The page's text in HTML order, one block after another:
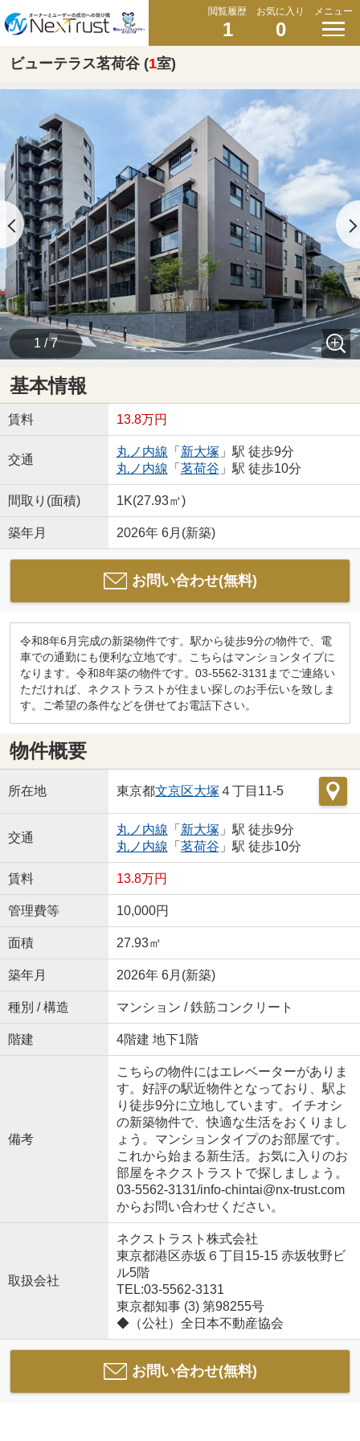
閲覧履歴
1
お気に入り
0
メニュー
ビューテラス茗荷谷 (1室)
1 / 7
基本情報
賃料 13.8万円
交通
丸ノ内線 「 新大塚 」駅 徒歩9分
丸ノ内線 「 茗荷谷 」駅 徒歩10分
間取り(面積) 1K(27.93㎡)
築年月 2026年 6月(新築)
お問い合わせ(無料)
令和8年6月完成の新築物件です。駅から徒歩9分の物件で、電
車での通勤にも便利な立地です。こちらはマンションタイプに
なります。令和8年築の物件です。03-5562-3131までご連絡い
ただければ、ネクストラストが住まい探しのお手伝いを致しま
す。ご希望の条件などを併せてお電話下さい。
物件概要
所在地 東京都文京区大塚 ４丁目11-5
交通
丸ノ内線 「 新大塚 」駅 徒歩9分
丸ノ内線 「 茗荷谷 」駅 徒歩10分
賃料 13.8万円
管理費等 10,000円
面積 27.93㎡
築年月 2026年 6月(新築)
種別 / 構造 マンション / 鉄筋コンクリート
階建 4階建 地下1階
備考
こちらの物件にはエレベーターがありま
す。好評の駅近物件となっており、駅よ
り徒歩9分に立地しています。イチオシ
の新築物件で、快適な生活をおくりまし
ょう。マンションタイプのお部屋です。
これから始まる新生活。お気に入りのお
部屋をネクストラストで探しましょう。
03-5562-3131/info-chintai@nx-trust.com
からお問い合わせください。
取扱会社
ネクストラスト株式会社
東京都港区赤坂６丁目15-15 赤坂牧野ビ
ル5階
TEL:03-5562-3131
東京都知事 (3) 第98255号
◆（公社）全日本不動産協会
お問い合わせ(無料)